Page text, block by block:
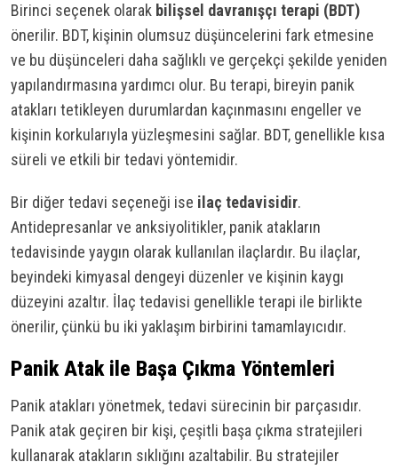
Birinci seçenek olarak bilişsel davranışçı terapi (BDT)
önerilir. BDT, kişinin olumsuz düşüncelerini fark etmesine
ve bu düşünceleri daha sağlıklı ve gerçekçi şekilde yeniden
yapılandırmasına yardımcı olur. Bu terapi, bireyin panik
atakları tetikleyen durumlardan kaçınmasını engeller ve
kişinin korkularıyla yüzleşmesini sağlar. BDT, genellikle kısa
süreli ve etkili bir tedavi yöntemidir.
Bir diğer tedavi seçeneği ise ilaç tedavisidir.
Antidepresanlar ve anksiyolitikler, panik atakların
tedavisinde yaygın olarak kullanılan ilaçlardır. Bu ilaçlar,
beyindeki kimyasal dengeyi düzenler ve kişinin kaygı
düzeyini azaltır. İlaç tedavisi genellikle terapi ile birlikte
önerilir, çünkü bu iki yaklaşım birbirini tamamlayıcıdır.
Panik Atak ile Başa Çıkma Yöntemleri
Panik atakları yönetmek, tedavi sürecinin bir parçasıdır.
Panik atak geçiren bir kişi, çeşitli başa çıkma stratejileri
kullanarak atakların sıklığını azaltabilir. Bu stratejiler